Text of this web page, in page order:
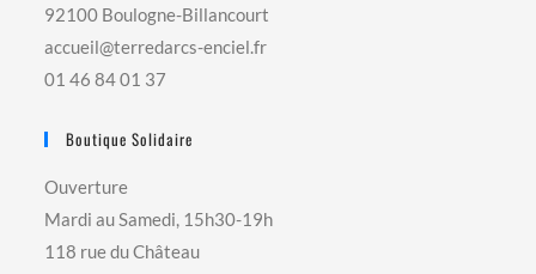
92100 Boulogne-Billancourt
accueil@terredarcs-enciel.fr
01 46 84 01 37
Boutique Solidaire
Ouverture
Mardi au Samedi, 15h30-19h
118 rue du Château